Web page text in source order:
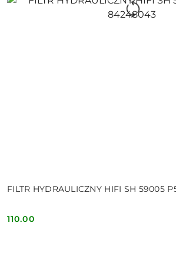
FILTR HYDRAULICZNY HIFI SH 59005
Cena:
110.00